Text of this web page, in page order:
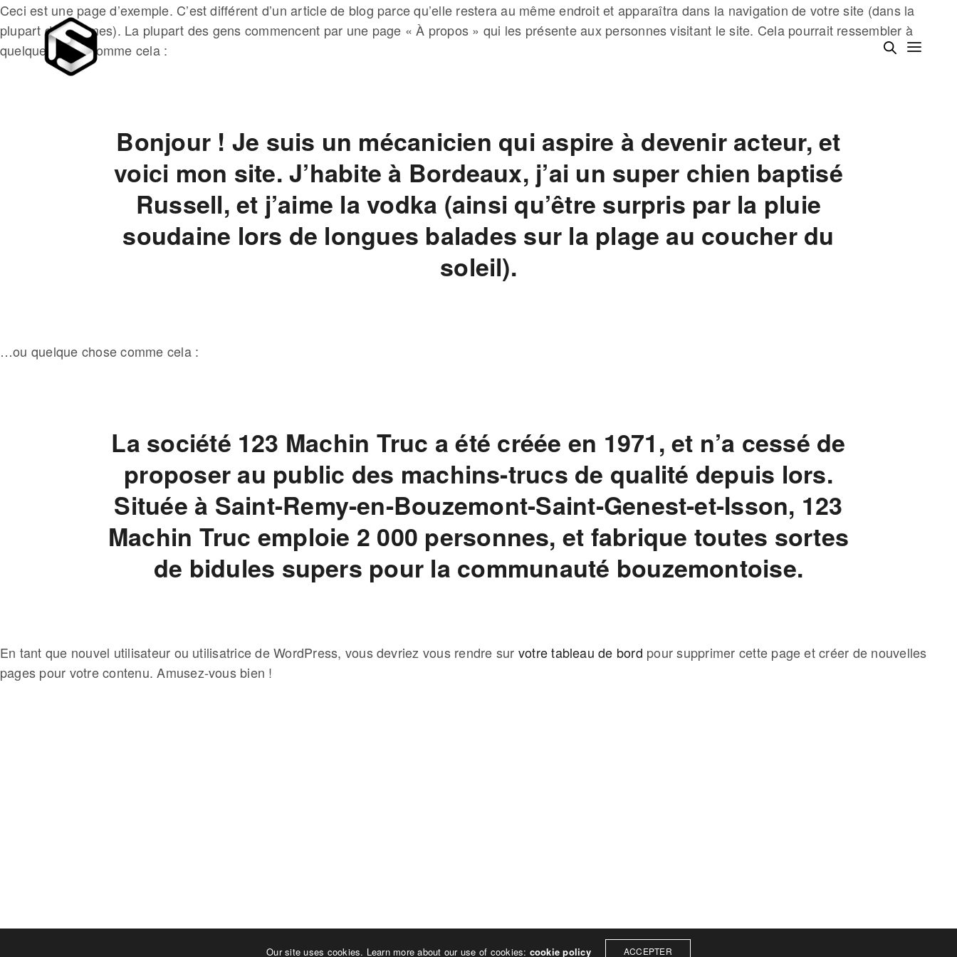
Ceci est une page d’exemple. C’est différent d’un article de blog parce qu’elle restera au même endroit et apparaîtra dans la navigation de votre site (dans la
plupart des thèmes). La plupart des gens commencent par une page « À propos » qui les présente aux personnes visitant le site. Cela pourrait ressembler à
quelque chose comme cela :
Bonjour ! Je suis un mécanicien qui aspire à devenir acteur, et
voici mon site. J’habite à Bordeaux, j’ai un super chien baptisé
Russell, et j’aime la vodka (ainsi qu’être surpris par la pluie
soudaine lors de longues balades sur la plage au coucher du
soleil).
…ou quelque chose comme cela :
La société 123 Machin Truc a été créée en 1971, et n’a cessé de
proposer au public des machins-trucs de qualité depuis lors.
Située à Saint-Remy-en-Bouzemont-Saint-Genest-et-Isson, 123
Machin Truc emploie 2 000 personnes, et fabrique toutes sortes
de bidules supers pour la communauté bouzemontoise.
En tant que nouvel utilisateur ou utilisatrice de WordPress, vous devriez vous rendre sur votre tableau de bord pour supprimer cette page et créer de nouvelles
pages pour votre contenu. Amusez-vous bien !
Our site uses cookies. Learn more about our use of cookies: cookie policy ACCEPTER